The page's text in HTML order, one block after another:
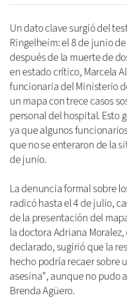
Un dato clave surgió del
Ringelheim: el 8 de junio
después de la muerte de
en estado crítico, Marcela
funcionaria del Ministerio
un mapa con trece casos
personal del hospital. Esto
ya que algunos
que no se enteraron de la
de junio.
La denuncia formal sobre
radicó hasta el 4 de julio,
de la presentación del
la doctora Adriana
declarado, sugirió que la
hecho podría recaer sobre
asesina", aunque no pudo
Brenda Agüero.